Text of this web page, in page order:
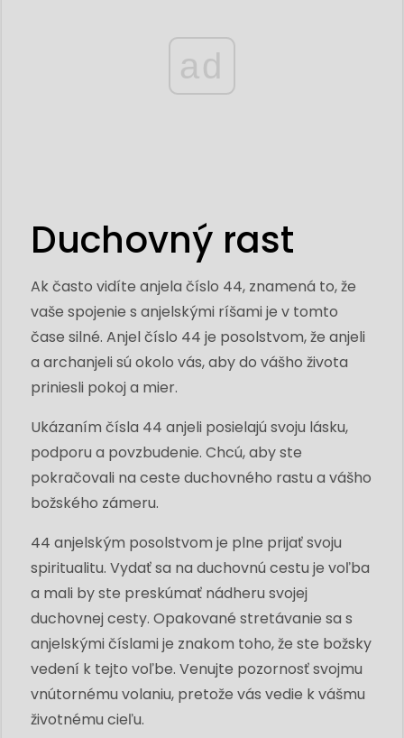
ad
Duchovný rast
Ak často vidíte anjela číslo 44, znamená to, že
vaše spojenie s anjelskými ríšami je v tomto
čase silné. Anjel číslo 44 je posolstvom, že anjeli
a archanjeli sú okolo vás, aby do vášho života
priniesli pokoj a mier.
Ukázaním čísla 44 anjeli posielajú svoju lásku,
podporu a povzbudenie. Chcú, aby ste
pokračovali na ceste duchovného rastu a vášho
božského zámeru.
44 anjelským posolstvom je plne prijať svoju
spiritualitu. Vydať sa na duchovnú cestu je voľba
a mali by ste preskúmať nádheru svojej
duchovnej cesty. Opakované stretávanie sa s
anjelskými číslami je znakom toho, že ste božsky
vedení k tejto voľbe. Venujte pozornosť svojmu
vnútornému volaniu, pretože vás vedie k vášmu
životnému cieľu.